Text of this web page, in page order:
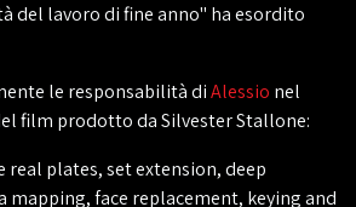
del lavoro di fine anno" ha esordito
le responsabilità diAlessio nel
film prodotto da Silvester Stallone:
real plates, set extension, deep
mapping, face replacement, keying and